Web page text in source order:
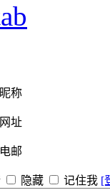
昵称
网址
电邮
隐藏 记住我 [